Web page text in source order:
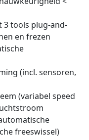
tools plug-and-
en frezen
(incl. sensoren,
(variabel speed
freeswissel)